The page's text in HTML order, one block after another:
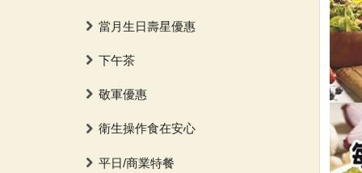
當月生日壽星優惠
下午茶
敬軍優惠
衛生操作食在安心
平日/商業特餐